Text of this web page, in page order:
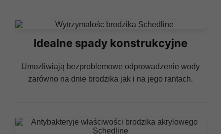
Idealne spady konstrukcyjne
Umożliwiają bezproblemowe odprowadzenie wody
zarówno na dnie brodzika jak i na jego rantach.